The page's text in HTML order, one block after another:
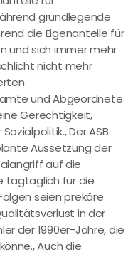
grundlegende
die Eigenanteile für
und sich immer mehr
nicht mehr
und Abgeordnete
Gerechtigkeit,
Der ASB
Aussetzung der
auf die
tagtäglich für die
seien prekäre
in der
der 1990er-Jahre, die
Auch die